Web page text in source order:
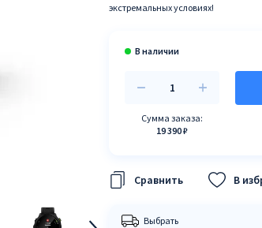
экстремальных условиях!
Сумма заказа:
19 390 ₽
В
Выбрать